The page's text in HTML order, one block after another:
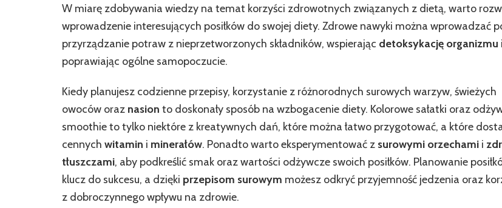
W miarę zdobywania wiedzy na temat korzyści zdrowotnych związanych z dietą, warto
wprowadzenie interesujących posiłków do swojej diety. Zdrowe nawyki można wprowadzać
przyrządzanie potraw z nieprzetworzonych składników, wspierając detoksykację organizmu i
poprawiając ogólne samopoczucie.
Kiedy planujesz codzienne przepisy, korzystanie z różnorodnych surowych warzyw, świeżych
owoców oraz nasion to doskonały sposób na wzbogacenie diety. Kolorowe sałatki oraz
smoothie to tylko niektóre z kreatywnych dań, które można łatwo przygotować, a które
cennych witamin i minerałów. Ponadto warto eksperymentować z surowymi orzechami i
tłuszczami, aby podkreślić smak oraz wartości odżywcze swoich posiłków. Planowanie
klucz do sukcesu, a dzięki przepisom surowym możesz odkryć przyjemność jedzenia oraz
z dobroczynnego wpływu na zdrowie.